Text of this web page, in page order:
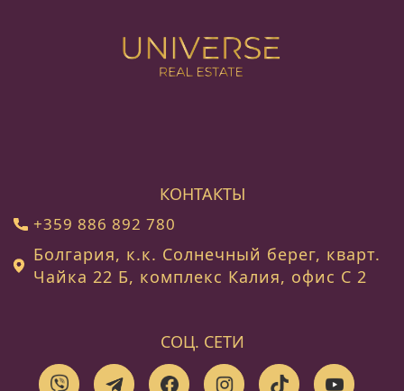
КОНТАКТЫ
+359 886 892 780
Болгария, к.к. Солнечный берег, кварт.
Чайка 22 Б, комплекс Калия, офис C 2
СОЦ. СЕТИ